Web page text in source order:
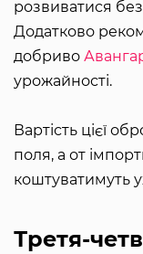
розвиватися
Додатково
добриво
урожайності.
Вартість цієї
поля, а от
коштуватимуть
Третя-